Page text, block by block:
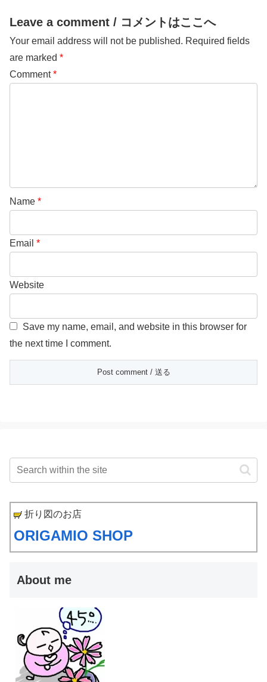
Leave a comment / コメントはここへ
Your email address will not be published. Required fields
are marked *
Comment*
Name *
Email *
Website
Save my name, email, and website in this browser for
the next time I comment.
折り図のお店
ORIGAMIO SHOP
About me